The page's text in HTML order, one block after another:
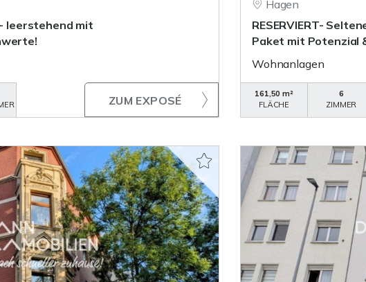
leerstehend mit
ZUM EXPOSÉ
Hagen
RESERVIERT-
Paket mit Potenzial
Wohnanlagen
161,50 m²
FLÄCHE
6
ZIMMER